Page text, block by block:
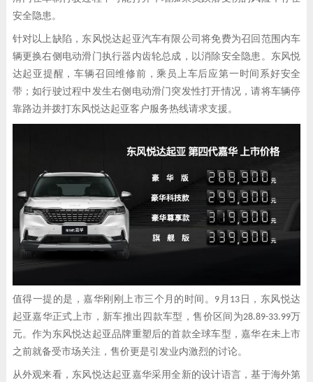
安全隐患。
针对以上缺陷，东风悦达起亚汽车有限公司将免费为召回范围内车
辆更换右侧电动滑门执行器内齿轮总成，以消除安全隐患。东风悦
达起亚提醒，车辆召回维修前，乘员上车后应第一时间系好安全
带；如行驶过程中发生右侧电动滑门突发性打开情况，请将车辆停
靠路边并拨打东风悦达起亚客户服务热线请求支援。
值得一提的是，嘉华刚刚上市三个月的时间。9月13日，东风悦达
起亚嘉华正式上市，新车推出四款车型，售价区间为28.89-33.99万
元。作为东风悦达起亚品牌重塑后的首款全球车型，嘉华在未上市
之前就备受市场关注，售价更是引发业内激烈的讨论。
从外观来看，东风悦达起亚嘉华采用全新的设计语言，基于海外第